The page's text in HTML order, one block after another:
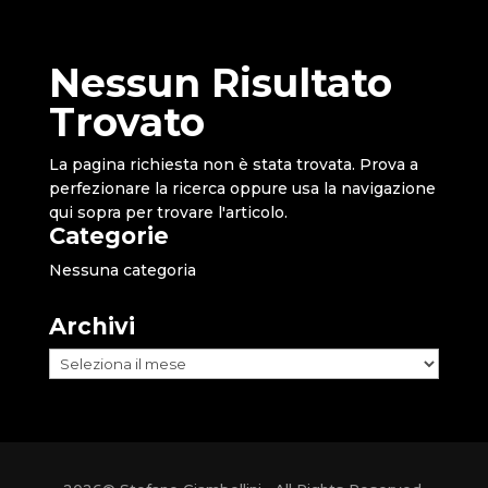
Nessun Risultato
Trovato
La pagina richiesta non è stata trovata. Prova a
perfezionare la ricerca oppure usa la navigazione
qui sopra per trovare l'articolo.
Categorie
Nessuna categoria
Archivi
Archivi